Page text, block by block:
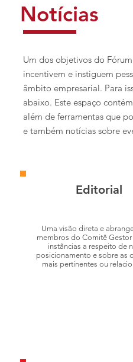
Notícias
Um dos objetivos do
incentivem e instiguem
âmbito empresarial. Para
abaixo. Este espaço
além de ferramentas que
e também notícias sobre
Editorial
Uma visão direta e
membros do Comitê Gestor
instâncias a respeito de
posicionamento e sobre as
mais pertinentes ou